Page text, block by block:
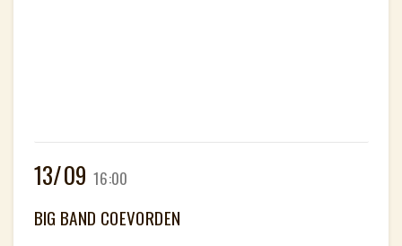
13/09 16:00
BIG BAND COEVORDEN